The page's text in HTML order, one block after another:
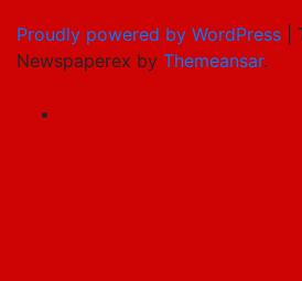
Proudly powered by WordPress
Newspaperex by Themeansar.